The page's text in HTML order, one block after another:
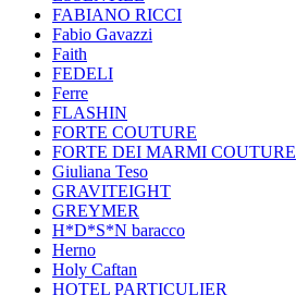
FABIANO RICCI
Fabio Gavazzi
Faith
FEDELI
Ferre
FLASHIN
FORTE COUTURE
FORTE DEI MARMI COUTURE
Giuliana Teso
GRAVITEIGHT
GREYMER
H*D*S*N baracco
Herno
Holy Caftan
HOTEL PARTICULIER